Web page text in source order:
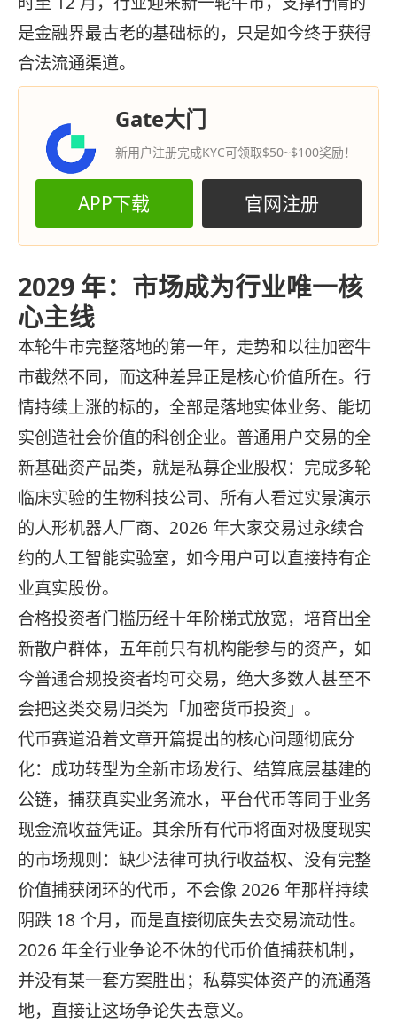
是金融界最古老的基础标的，只是如今终于获得
合法流通渠道。
Gate大门
新用户注册完成KYC可领取$50~$100奖励！
APP下载 官网注册
2029 年：市场成为行业唯一核
心主线
本轮牛市完整落地的第一年，走势和以往加密牛
市截然不同，而这种差异正是核心价值所在。行
情持续上涨的标的，全部是落地实体业务、能切
实创造社会价值的科创企业。普通用户交易的全
新基础资产品类，就是私募企业股权：完成多轮
临床实验的生物科技公司、所有人看过实景演示
的人形机器人厂商、2026 年大家交易过永续合
约的人工智能实验室，如今用户可以直接持有企
业真实股份。
合格投资者门槛历经十年阶梯式放宽，培育出全
新散户群体，五年前只有机构能参与的资产，如
今普通合规投资者均可交易，绝大多数人甚至不
会把这类交易归类为「加密货币投资」。
代币赛道沿着文章开篇提出的核心问题彻底分
化：成功转型为全新市场发行、结算底层基建的
公链，捕获真实业务流水，平台代币等同于业务
现金流收益凭证。其余所有代币将面对极度现实
的市场规则：缺少法律可执行收益权、没有完整
价值捕获闭环的代币，不会像 2026 年那样持续
阴跌 18 个月，而是直接彻底失去交易流动性。
2026 年全行业争论不休的代币价值捕获机制，
并没有某一套方案胜出；私募实体资产的流通落
地，直接让这场争论失去意义。